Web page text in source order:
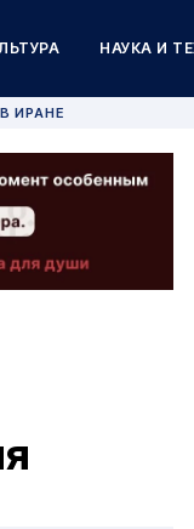
НАУКА И
ИРАНЕ